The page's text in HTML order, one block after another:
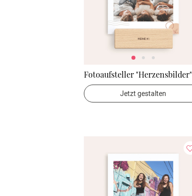
Fotoaufsteller "Herzensbilder"
Jetzt gestalten